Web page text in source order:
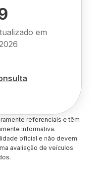
em
referenciais e têm
informativa.
oficial e não devem
avaliação de veículos